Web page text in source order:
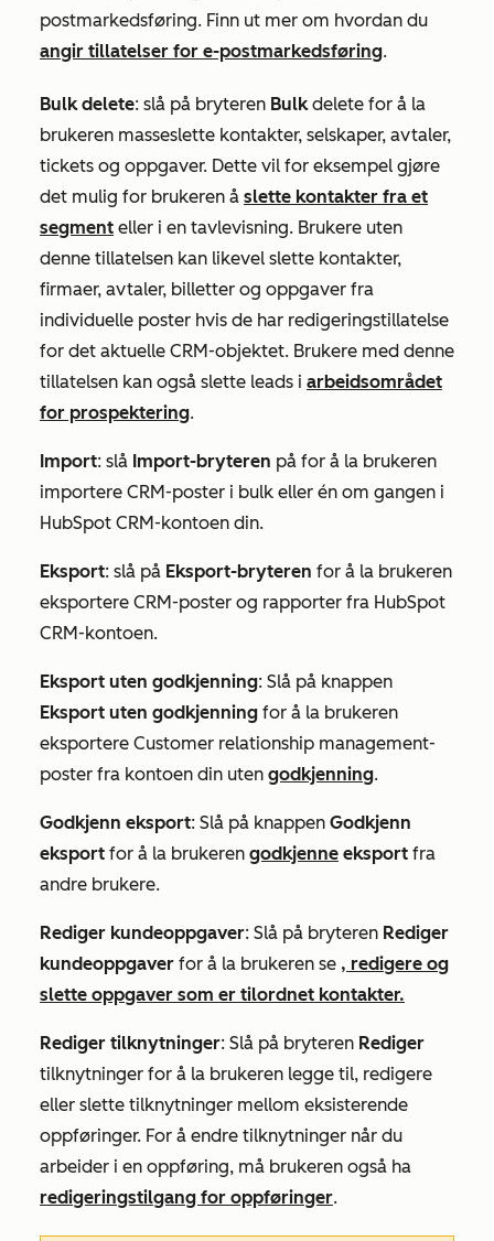
postmarkedsføring. Finn ut mer om hvordan du
angir tillatelser for e-postmarkedsføring.
Bulk delete: slå på bryteren Bulkdelete for å la
brukeren masseslette kontakter, selskaper, avtaler,
tickets og oppgaver. Dette vil for eksempel gjøre
det mulig for brukeren å slette kontakter fra et
segment eller i en tavlevisning. Brukere uten
denne tillatelsen kan likevel slette kontakter,
firmaer, avtaler, billetter og oppgaver fra
individuelle poster hvis de har redigeringstillatelse
for det aktuelle CRM-objektet. Brukere med denne
tillatelsen kan også slette leads i arbeidsområdet
for prospektering.
Import: slå Import-bryteren på for å la brukeren
importere CRM-poster i bulk eller én om gangen i
HubSpot CRM-kontoen din.
Eksport: slå på Eksport-bryteren for å la brukeren
eksportere CRM-poster og rapporter fra HubSpot
CRM-kontoen.
Eksport uten godkjenning: Slå på knappen
Eksport uten godkjenning for å la brukeren
eksportere Customer relationship management-
poster fra kontoen din uten godkjenning.
Godkjenn eksport: Slå på knappen Godkjenn
eksport for å la brukeren godkjenne eksport fra
andre brukere.
Rediger kundeoppgaver: Slå på bryteren Rediger
kundeoppgaver for å la brukeren se , redigere og
slette oppgaver som er tilordnet kontakter.
Rediger tilknytninger: Slå på bryteren Rediger
tilknytninger for å la brukeren legge til, redigere
eller slette tilknytninger mellom eksisterende
oppføringer. For å endre tilknytninger når du
arbeider i en oppføring, må brukeren også ha
redigeringstilgang for oppføringer.